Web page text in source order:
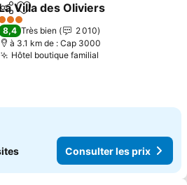
PartagerAjouter à mes favoris
La Villa des Oliviers
Étoiles
8,4 Très bien
2 010
à 3.1 km de : Cap 3000
Hôtel boutique familial
Consulter les prix